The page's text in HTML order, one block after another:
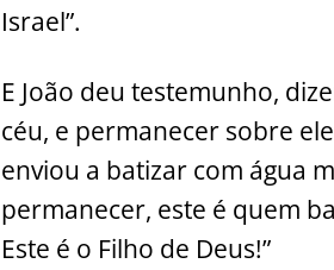
Israel”.
E João deu testemunho,
céu, e permanecer sobre
enviou a batizar com água
permanecer, este é quem
Este é o Filho de Deus!”